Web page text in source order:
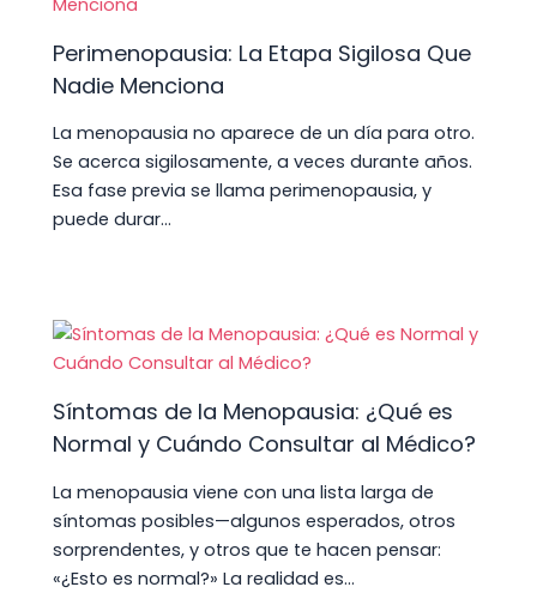
Perimenopausia: La Etapa Sigilosa Que
Nadie Menciona
La menopausia no aparece de un día para otro.
Se acerca sigilosamente, a veces durante años.
Esa fase previa se llama perimenopausia, y
puede durar…
Síntomas de la Menopausia: ¿Qué es
Normal y Cuándo Consultar al Médico?
La menopausia viene con una lista larga de
síntomas posibles—algunos esperados, otros
sorprendentes, y otros que te hacen pensar:
«¿Esto es normal?» La realidad es…